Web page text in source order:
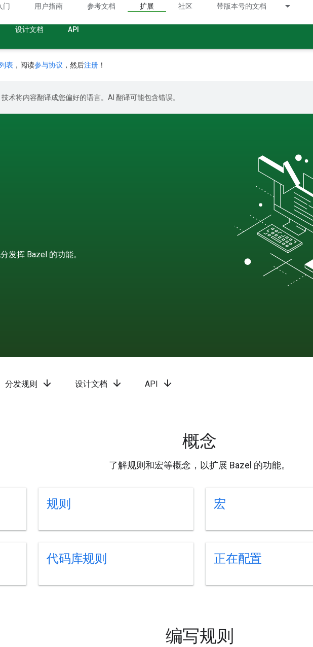
门 用户指南 参考文档 扩展 社区 带版本号的文档
设计文档 API
表 ，阅读参与协议 ，然后注册 ！
术将内容翻译成您偏好的语言。AI 翻译可能包含错误。
发挥 Bazel 的功能。
分发规则 arrow_downward 设计文档 arrow_downward API arrow_downward
概念
了解规则和宏等概念，以扩展 Bazel 的功能。
规则 宏
代码库规则 正在配置
编写规则